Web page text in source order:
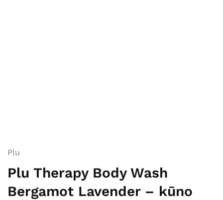
Plu
Plu Therapy Body Wash
Bergamot Lavender – kūno